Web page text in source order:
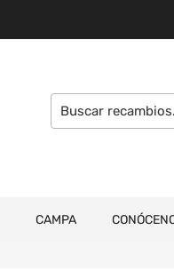
CAMPA